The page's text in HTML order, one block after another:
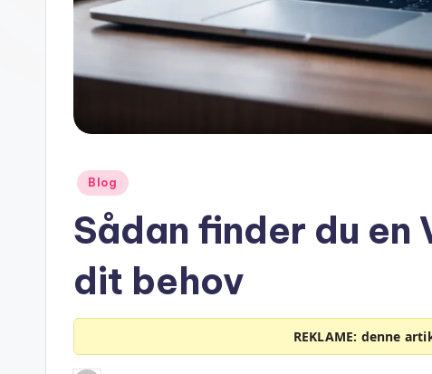
Posted
Blog
Sådan finder du en
dit behov
REKLAME: denne